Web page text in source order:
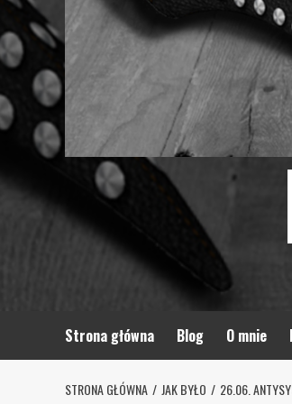
Strona główna Blog O mnie
STRONA GŁÓWNA JAK BYŁO 26.06.